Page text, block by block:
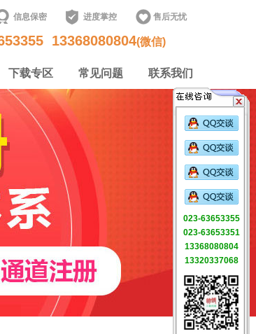
信息保密 进度掌控 售后无忧
13368080804(微信)
下载专区 常见问题 联系我们
023-63653355
023-63653351
13368080804
13320337068